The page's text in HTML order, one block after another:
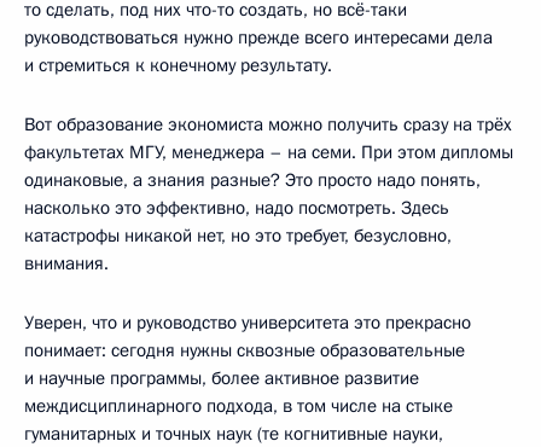
то сделать, под них что-то создать, но всё-таки
руководствоваться нужно прежде всего интересами дела
и стремиться к конечному результату.
Вот образование экономиста можно получить сразу на трёх
факультетах МГУ, менеджера – на семи. При этом дипломы
одинаковые, а знания разные? Это просто надо понять,
насколько это эффективно, надо посмотреть. Здесь
катастрофы никакой нет, но это требует, безусловно,
внимания.
Уверен, что и руководство университета это прекрасно
понимает: сегодня нужны сквозные образовательные
и научные программы, более активное развитие
междисциплинарного подхода, в том числе на стыке
гуманитарных и точных наук (те когнитивные науки,